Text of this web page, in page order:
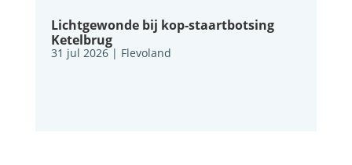
Lichtgewonde bij kop-staartbotsing
Ketelbrug
31 jul 2026| Flevoland